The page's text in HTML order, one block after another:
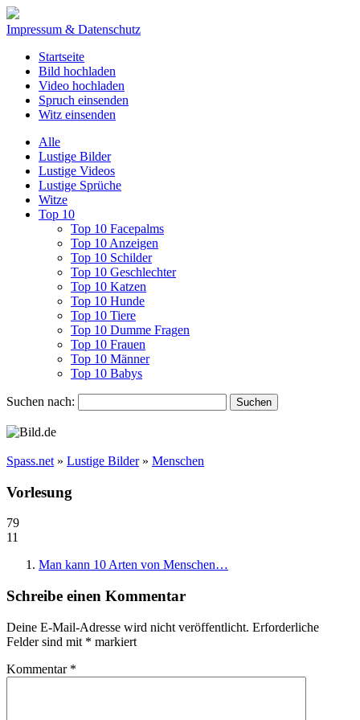
Impressum & Datenschutz
Startseite
Bild hochladen
Video hochladen
Spruch einsenden
Witz einsenden
Alle
Lustige Bilder
Lustige Videos
Lustige Sprüche
Witze
Top 10
Top 10 Facepalms
Top 10 Anzeigen
Top 10 Schilder
Top 10 Geschlechter
Top 10 Katzen
Top 10 Hunde
Top 10 Tiere
Top 10 Dumme Fragen
Top 10 Frauen
Top 10 Männer
Top 10 Babys
Suchen nach:
Spass.net » Lustige Bilder» Menschen
Vorlesung
79
11
Man kann 10 Arten von Menschen…
Schreibe einen Kommentar
Deine E-Mail-Adresse wird nicht veröffentlicht. Erforderliche
Felder sind mit * markiert
Kommentar *